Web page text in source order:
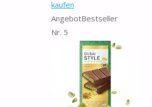
kaufen
AngebotBestseller
Nr. 5